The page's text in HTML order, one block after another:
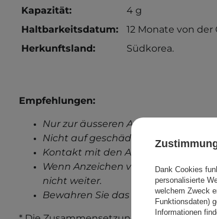
Kapazität:
4 g
Haltbarkeitsdatum:
12 Monate von der
Herkunftsland:
Südkorea.
Empfehlungen:
Nur zur äusseren Anwendung.
Nicht auf geschädigter Haut
Kontakt mit den Augen vermeiden.
Wenn Anzeichen von Reizungen
nicht weiter.
Bewahren Sie das außerhalb der
Dank Cookies
personalisierte
welchem Zweck
Funktionsdaten)
Informationen